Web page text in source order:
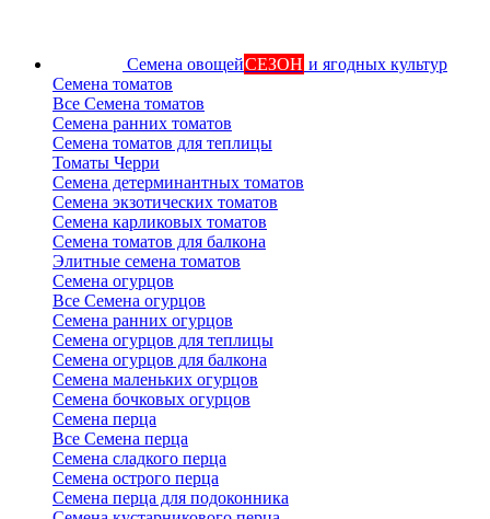
Семена овощейСЕЗОН и ягодных культур
Семена томатов
Все Семена томатов
Семена ранних томатов
Семена томатов для теплицы
Томаты Черри
Семена детерминантных томатов
Семена экзотических томатов
Семена карликовых томатов
Семена томатов для балкона
Элитные семена томатов
Семена огурцов
Все Семена огурцов
Семена ранних огурцов
Семена огурцов для теплицы
Семена огурцов для балкона
Семена маленьких огурцов
Семена бочковых огурцов
Семена перца
Все Семена перца
Семена сладкого перца
Семена острого перца
Семена перца для подоконника